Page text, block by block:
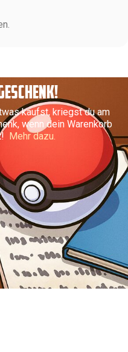
kaufst, kriegst du am
wenn dein Warenkorb
Mehr dazu.